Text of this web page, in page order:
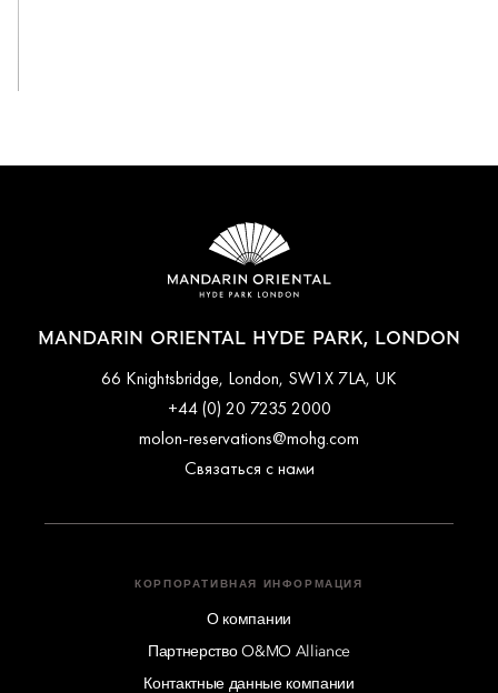
MANDARIN ORIENTAL HYDE PARK, LONDON
66 Knightsbridge, London, SW1X 7LA, UK
+44 (0) 20 7235 2000
molon-reservations@mohg.com
Связаться с нами
КОРПОРАТИВНАЯ ИНФОРМАЦИЯ
О компании
Партнерство O&MO Alliance
Контактные данные компании